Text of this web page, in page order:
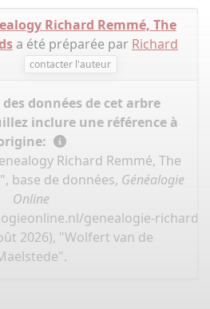
Richard Remmé, The
a été préparée par Richard
contacter l'auteur
données de cet arbre
inclure une référence à
Richard Remmé, The
base de données, Généalogie
Online
genealogie-richard-
2026), "Wolfert van de